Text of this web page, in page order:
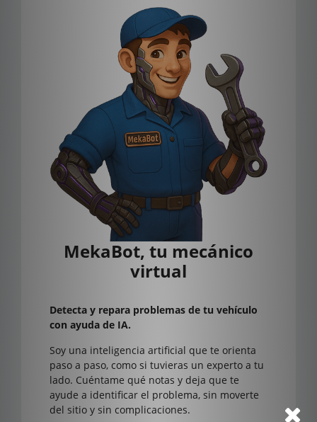
MekaBot, tu mecánico
virtual
Detecta y repara problemas de tu vehículo
con ayuda de IA.
Soy una inteligencia artificial que te orienta
paso a paso, como si tuvieras un experto a tu
lado. Cuéntame qué notas y deja que te
ayude a identificar el problema, sin moverte
del sitio y sin complicaciones.